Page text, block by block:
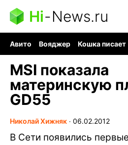
Hi-News.ru
Авито Вояджер Кошка писает
MSI показала
материнскую
GD55
Николай Хижняк ∙ 06.02.2012
В Сети появились